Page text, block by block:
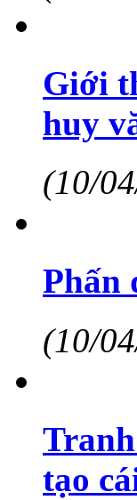
Giới
huy
(10/
Phấn
(10/
tạo